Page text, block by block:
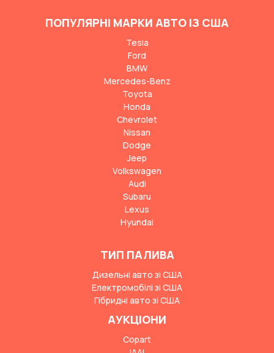
ПОПУЛЯРНІ МАРКИ АВТО ІЗ США
Tesla
Ford
BMW
Mercedes-Benz
Toyota
Honda
Chevrolet
Nissan
Dodge
Jeep
Volkswagen
Audi
Subaru
Lexus
Hyundai
ТИП ПАЛИВА
Дизельні авто зі США
Електромобілі зі США
Гібридні авто зі США
АУКЦІОНИ
Copart